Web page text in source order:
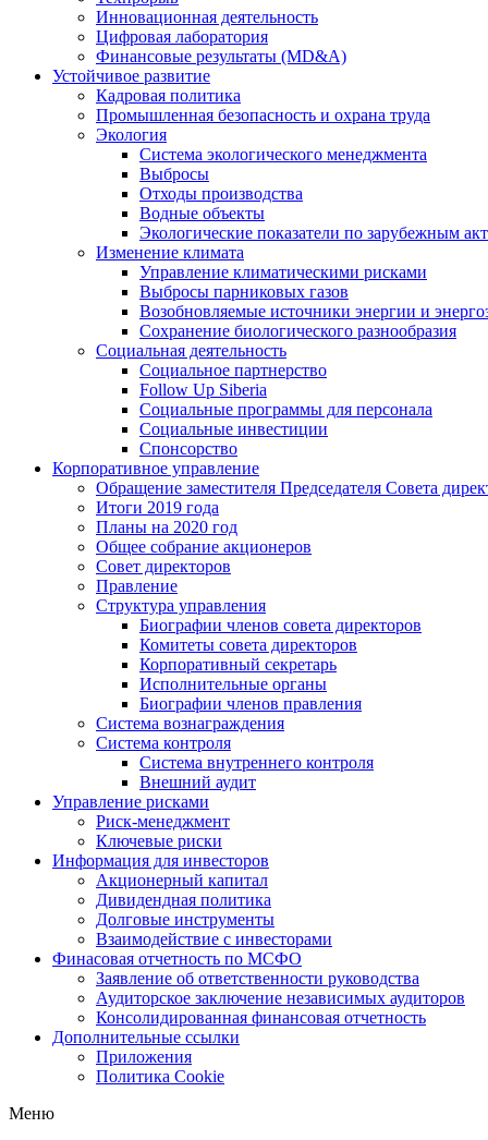
Инновационная деятельность
Цифровая лаборатория
Финансовые результаты (MD&A)
Устойчивое развитие
Кадровая политика
Промышленная безопасность и охрана труда
Экология
Система экологического менеджмента
Выбросы
Отходы производства
Водные объекты
Экологические показатели по зарубежным
Изменение климата
Управление климатическими рисками
Выбросы парниковых газов
Возобновляемые источники энергии и
Сохранение биологического разнообразия
Социальная деятельность
Социальное партнерство
Follow Up Siberia
Социальные программы для персонала
Социальные инвестиции
Спонсорство
Корпоративное управление
Обращение заместителя Председателя Совета
Итоги 2019 года
Планы на 2020 год
Общее собрание акционеров
Совет директоров
Правление
Структура управления
Биографии членов совета директоров
Комитеты совета директоров
Корпоративный секретарь
Исполнительные органы
Биографии членов правления
Система вознаграждения
Система контроля
Система внутреннего контроля
Внешний аудит
Управление рисками
Риск-менеджмент
Ключевые риски
Информация для инвесторов
Акционерный капитал
Дивидендная политика
Долговые инструменты
Взаимодействие с инвеcторами
Финасовая отчетность по МСФО
Заявление об ответственности руководства
Аудиторское заключение независимых аудиторов
Консолидированная финансовая отчетность
Дополнительные ссылки
Приложения
Политика Cookie
Меню